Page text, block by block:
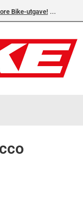
Bike-utgave!